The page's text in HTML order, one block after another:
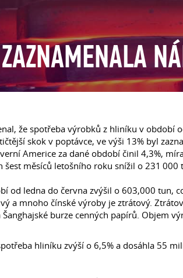
že spotřeba výrobků z hliníku v
skok v poptávce, ve výši 13% byl
Americe za dané období činil 4,3%,
měsíců letošního roku snížil o 231 000
od ledna do června zvýšil o 603,000 tun,
a mnoho čínské výroby je ztrátový.
burze cenných papírů. Objem
hliníku zvýší o 6,5% a dosáhla 55